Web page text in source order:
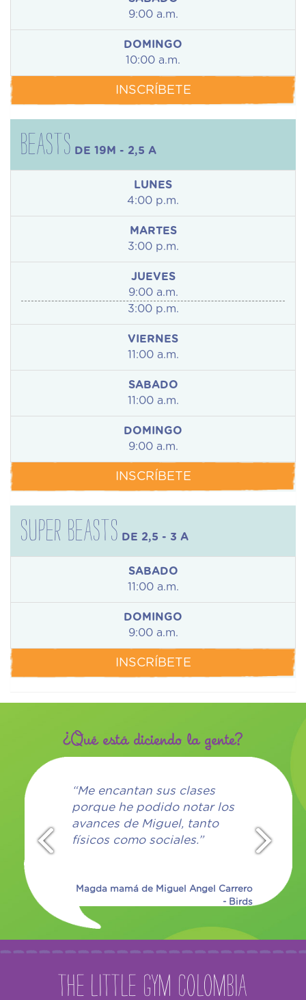
9:00 a.m.
DOMINGO
10:00 a.m.
INSCRÍBETE
BEASTS DE 19M - 2,5 A
LUNES
4:00 p.m.
MARTES
3:00 p.m.
JUEVES
9:00 a.m.
3:00 p.m.
VIERNES
11:00 a.m.
SABADO
11:00 a.m.
DOMINGO
9:00 a.m.
INSCRÍBETE
SUPER BEASTS DE 2,5 - 3 A
SABADO
11:00 a.m.
DOMINGO
9:00 a.m.
INSCRÍBETE
¿Qué está diciendo la gente?
- Bugs
“Me encantan sus clases
porque he podido notar los
avances de Miguel, tanto
físicos como sociales.”
Magda mamá de Miguel Angel Carrero
- Birds
The Little Gym Colombia